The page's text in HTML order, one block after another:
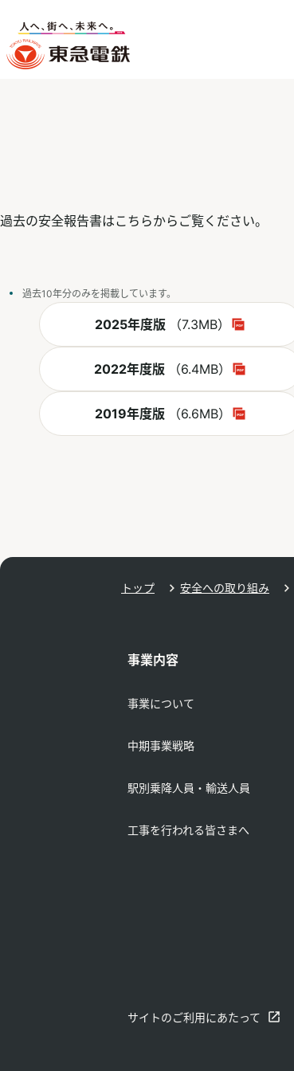
過去の安全報告書はこちらからご覧ください。
過去10年分のみを掲載しています。
2025年度版 PDF
（7.3MB）
別ウィンドウで開く
2022年度版 PDF
（6.4MB）
別ウィンドウで開く
2019年度版 PDF
（6.6MB）
別ウィンドウで開く
トップ 安全への取り組み
事業内容
事業について
中期事業戦略
駅別乗降人員・輸送人員
工事を行われる皆さまへ
サイトのご利用にあたって
別ウィンドウで開く